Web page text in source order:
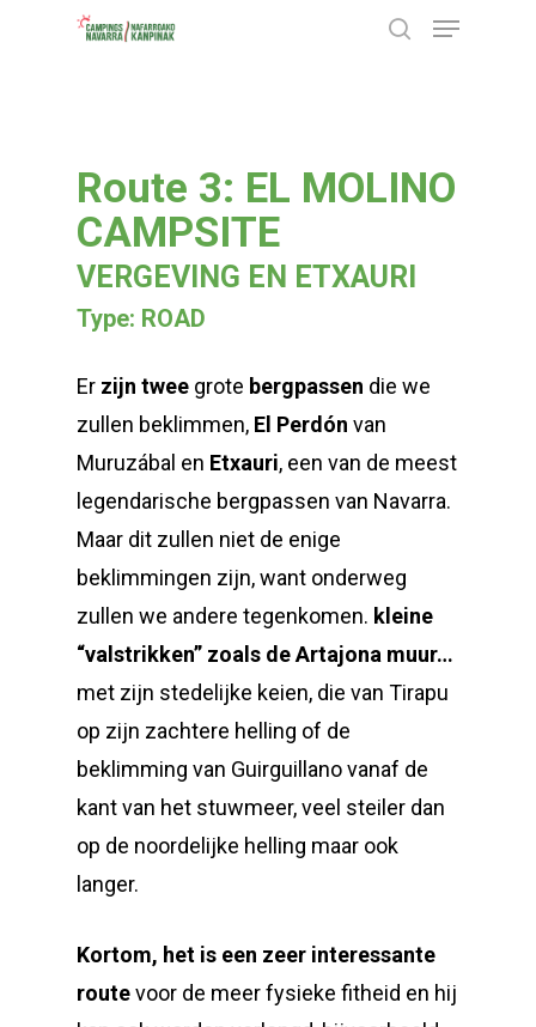
Menu
Route 3: EL MOLINO
CAMPSITE
VERGEVING EN ETXAURI
Type: ROAD
Er zijn twee grote bergpassen die we
zullen beklimmen, El Perdón van
Muruzábal en Etxauri, een van de meest
legendarische bergpassen van Navarra.
Maar dit zullen niet de enige
beklimmingen zijn, want onderweg
zullen we andere tegenkomen. kleine
“valstrikken” zoals de Artajona muur…
met zijn stedelijke keien, die van Tirapu
op zijn zachtere helling of de
beklimming van Guirguillano vanaf de
kant van het stuwmeer, veel steiler dan
op de noordelijke helling maar ook
langer.
Kortom, het is een zeer interessante
routevoor de meer fysieke fitheid en hij